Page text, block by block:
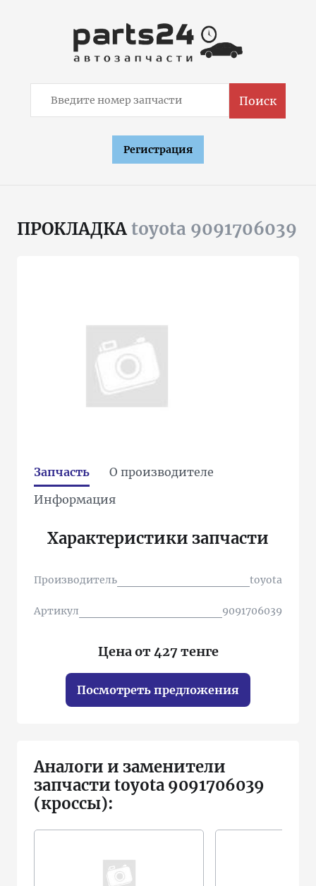
Поиск
Регистрация
ПРОКЛАДКАtoyota 9091706039
Запчасть
О производителе
Информация
Характеристики запчасти
Производитель toyota
Артикул 9091706039
Цена от 427 тенге
Посмотреть предложения
Аналоги и заменители
запчасти toyota 9091706039
(кроссы):